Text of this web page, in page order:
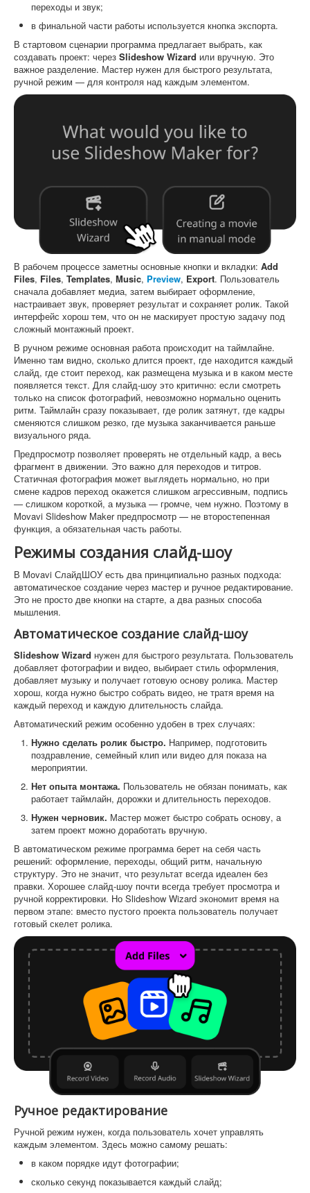
переходы и звук;
в финальной части работы используется кнопка экспорта.
В стартовом сценарии программа предлагает выбрать, как
создавать проект: через Slideshow Wizard или вручную. Это
важное разделение. Мастер нужен для быстрого результата,
ручной режим — для контроля над каждым элементом.
В рабочем процессе заметны основные кнопки и вкладки: Add
Files, Files, Templates, Music, Preview, Export. Пользователь
сначала добавляет медиа, затем выбирает оформление,
настраивает звук, проверяет результат и сохраняет ролик. Такой
интерфейс хорош тем, что он не маскирует простую задачу под
сложный монтажный проект.
В ручном режиме основная работа происходит на таймлайне.
Именно там видно, сколько длится проект, где находится каждый
слайд, где стоит переход, как размещена музыка и в каком месте
появляется текст. Для слайд-шоу это критично: если смотреть
только на список фотографий, невозможно нормально оценить
ритм. Таймлайн сразу показывает, где ролик затянут, где кадры
сменяются слишком резко, где музыка заканчивается раньше
визуального ряда.
Предпросмотр позволяет проверять не отдельный кадр, а весь
фрагмент в движении. Это важно для переходов и титров.
Статичная фотография может выглядеть нормально, но при
смене кадров переход окажется слишком агрессивным, подпись
— слишком короткой, а музыка — громче, чем нужно. Поэтому в
Movavi Slideshow Maker предпросмотр — не второстепенная
функция, а обязательная часть работы.
Режимы создания слайд-шоу
В Movavi СлайдШОУ есть два принципиально разных подхода:
автоматическое создание через мастер и ручное редактирование.
Это не просто две кнопки на старте, а два разных способа
мышления.
Автоматическое создание слайд-шоу
Slideshow Wizard нужен для быстрого результата. Пользователь
добавляет фотографии и видео, выбирает стиль оформления,
добавляет музыку и получает готовую основу ролика. Мастер
хорош, когда нужно быстро собрать видео, не тратя время на
каждый переход и каждую длительность слайда.
Автоматический режим особенно удобен в трех случаях:
Нужно сделать ролик быстро. Например, подготовить
поздравление, семейный клип или видео для показа на
мероприятии.
Нет опыта монтажа. Пользователь не обязан понимать, как
работает таймлайн, дорожки и длительность переходов.
Нужен черновик. Мастер может быстро собрать основу, а
затем проект можно доработать вручную.
В автоматическом режиме программа берет на себя часть
решений: оформление, переходы, общий ритм, начальную
структуру. Это не значит, что результат всегда идеален без
правки. Хорошее слайд-шоу почти всегда требует просмотра и
ручной корректировки. Но Slideshow Wizard экономит время на
первом этапе: вместо пустого проекта пользователь получает
готовый скелет ролика.
Ручное редактирование
Ручной режим нужен, когда пользователь хочет управлять
каждым элементом. Здесь можно самому решать:
в каком порядке идут фотографии;
сколько секунд показывается каждый слайд;